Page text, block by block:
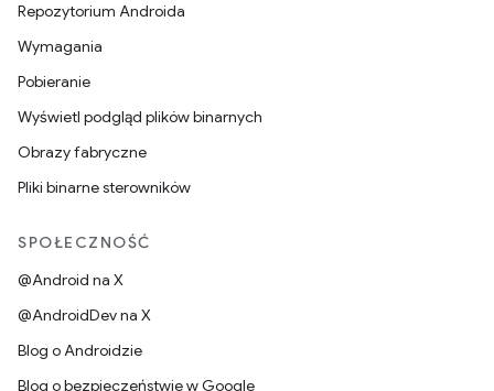
Repozytorium Androida
Wymagania
Pobieranie
Wyświetl podgląd plików binarnych
Obrazy fabryczne
Pliki binarne sterowników
SPOŁECZNOŚĆ
@Android na X
@AndroidDev na X
Blog o Androidzie
Blog o bezpieczeństwie w Google